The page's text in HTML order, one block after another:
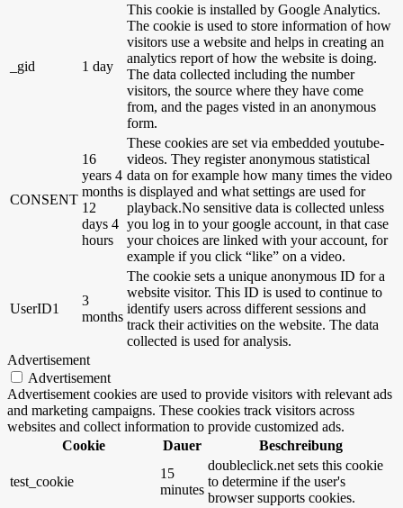
_gid 1 day
This cookie is installed by Google Analytics.
The cookie is used to store information of how
visitors use a website and helps in creating an
analytics report of how the website is doing.
The data collected including the number
visitors, the source where they have come
from, and the pages visted in an anonymous
form.
CONSENT
16
years 4
months
12
days 4
hours
These cookies are set via embedded youtube-
videos. They register anonymous statistical
data on for example how many times the video
is displayed and what settings are used for
playback.No sensitive data is collected unless
you log in to your google account, in that case
your choices are linked with your account, for
example if you click “like” on a video.
UserID1
3
months
The cookie sets a unique anonymous ID for a
website visitor. This ID is used to continue to
identify users across different sessions and
track their activities on the website. The data
collected is used for analysis.
Advertisement
Advertisement
Advertisement cookies are used to provide visitors with relevant ads
and marketing campaigns. These cookies track visitors across
websites and collect information to provide customized ads.
Cookie
Dauer Beschreibung
test_cookie
15
minutes
doubleclick.net sets this cookie
to determine if the user's
browser supports cookies.